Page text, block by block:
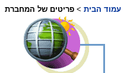
עמוד הבית > פריטים של המחברת